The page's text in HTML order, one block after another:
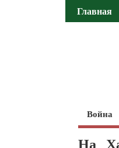
Главная
Война
На